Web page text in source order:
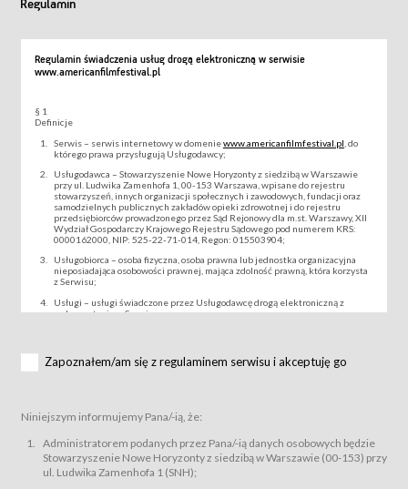
Regulamin
Regulamin świadczenia usług drogą elektroniczną w serwisie
www.americanfilmfestival.pl
§ 1
Definicje
Serwis – serwis internetowy w domeniewww.americanfilmfestival.pl , do
którego prawa przysługują Usługodawcy;
Usługodawca – Stowarzyszenie Nowe Horyzonty z siedzibą w Warszawie
przy ul. Ludwika Zamenhofa 1, 00-153 Warszawa, wpisane do rejestru
stowarzyszeń, innych organizacji społecznych i zawodowych, fundacji oraz
samodzielnych publicznych zakładów opieki zdrowotnej i do rejestru
przedsiębiorców prowadzonego przez Sąd Rejonowy dla m.st. Warszawy, XII
Wydział Gospodarczy Krajowego Rejestru Sądowego pod numerem KRS:
0000162000, NIP: 525-22-71-014, Regon: 015503904;
Usługobiorca – osoba fizyczna, osoba prawna lub jednostka organizacyjna
nieposiadająca osobowości prawnej, mająca zdolność prawną, która korzysta
z Serwisu;
Usługi – usługi świadczone przez Usługodawcę drogą elektroniczną z
wykorzystaniem Serwisu;
za pośrednictwem Serwisu;
podmiotom z branży mediów i filmowej (Akredytacje);
Bilety – wybrane dokumenty potwierdzające zawarcie umowy z
Usługodawcą i uprawniające do wzięcia udziału w Wydarzeniu,
przewidziane przez Usługodawcę dla danego Wydarzenia, tj. uprawniające
do uczestnictwa w wielu albo w pojedynczych seansach filmowych,
Zapoznałem/am się z regulaminem serwisu i akceptuję go
Niniejszym informujemy Pana/-ią, że:
Administratorem podanych przez Pana/-ią danych osobowych będzie
Stowarzyszenie Nowe Horyzonty z siedzibą w Warszawie (00-153) przy
ul. Ludwika Zamenhofa 1 (SNH);